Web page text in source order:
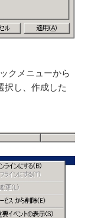
クメニューから
択し、作成した